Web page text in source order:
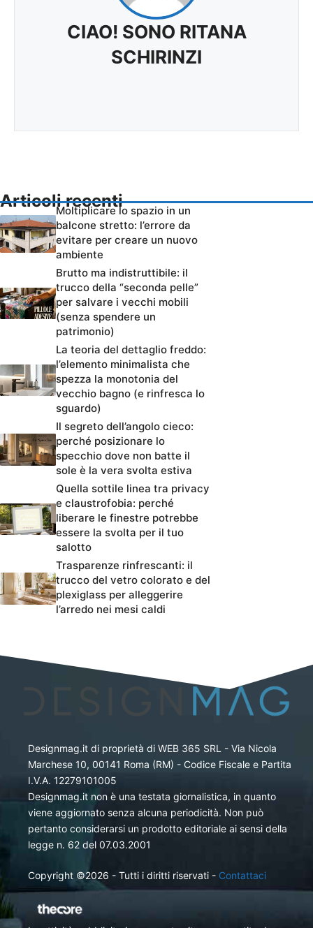
CIAO! SONO RITANA
SCHIRINZI
Articoli recenti
Moltiplicare lo spazio in un
balcone stretto: l’errore da
evitare per creare un nuovo
ambiente
Brutto ma indistruttibile: il
trucco della “seconda pelle”
per salvare i vecchi mobili
(senza spendere un
patrimonio)
La teoria del dettaglio freddo:
l’elemento minimalista che
spezza la monotonia del
vecchio bagno (e rinfresca lo
sguardo)
Il segreto dell’angolo cieco:
perché posizionare lo
specchio dove non batte il
sole è la vera svolta estiva
Quella sottile linea tra privacy
e claustrofobia: perché
liberare le finestre potrebbe
essere la svolta per il tuo
salotto
Trasparenze rinfrescanti: il
trucco del vetro colorato e del
plexiglass per alleggerire
l’arredo nei mesi caldi
Designmag.it di proprietà di WEB 365 SRL - Via Nicola
Marchese 10, 00141 Roma (RM) - Codice Fiscale e Partita
I.V.A. 12279101005
Designmag.it non è una testata giornalistica, in quanto
viene aggiornato senza alcuna periodicità. Non può
pertanto considerarsi un prodotto editoriale ai sensi della
legge n. 62 del 07.03.2001
Copyright ©2026 - Tutti i diritti riservati - Contattaci